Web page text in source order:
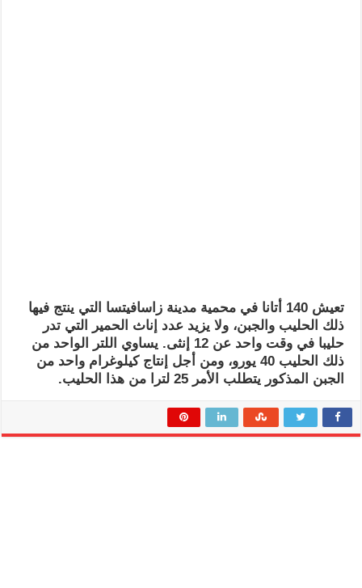
تعيش 140 أتانا في محمية مدينة زاسافيتسا التي ينتج فيها
ذلك الحليب والجبن، ولا يزيد عدد إناث الحمير التي تدر
حليبا في وقت واحد عن 12 إنثى. يساوي اللتر الواحد من
ذلك الحليب 40 يورو، ومن أجل إنتاج كيلوغرام واحد من
الجبن المذكور يتطلب الأمر 25 لترا من هذا الحليب.